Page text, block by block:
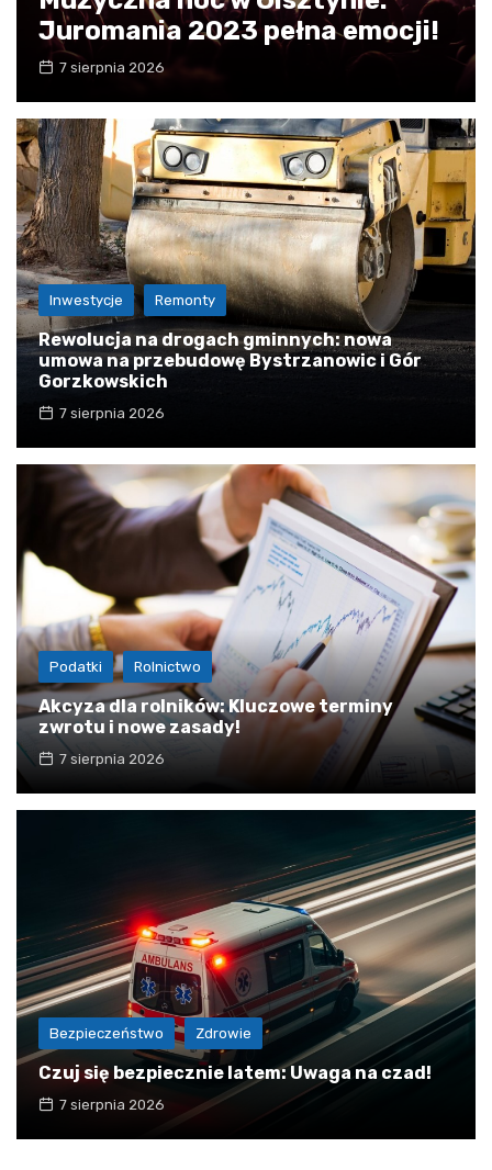
Juromania 2023 pełna emocji!
7 sierpnia 2026
Inwestycje Remonty
Rewolucja na drogach gminnych: nowa
umowa na przebudowę Bystrzanowic i Gór
Gorzkowskich
7 sierpnia 2026
Podatki Rolnictwo
Akcyza dla rolników: Kluczowe terminy
zwrotu i nowe zasady!
7 sierpnia 2026
Bezpieczeństwo Zdrowie
Czuj się bezpiecznie latem: Uwaga na czad!
7 sierpnia 2026